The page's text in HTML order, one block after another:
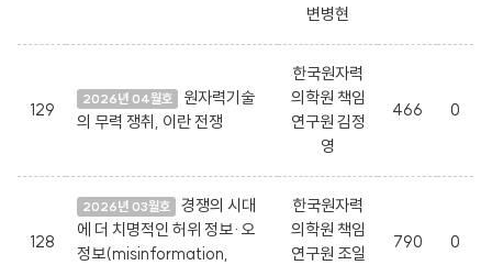
변병현
129
2026년 04월호
원자력기술
의 무력 쟁취, 이란 전쟁
한국원자력
의학원 책임
연구원 김정
영
466 0
128
2026년 03월호
경쟁의 시대
에 더 치명적인 허위 정보·오
정보(misinformation,
한국원자력
의학원 책임
연구원 조일
790 0